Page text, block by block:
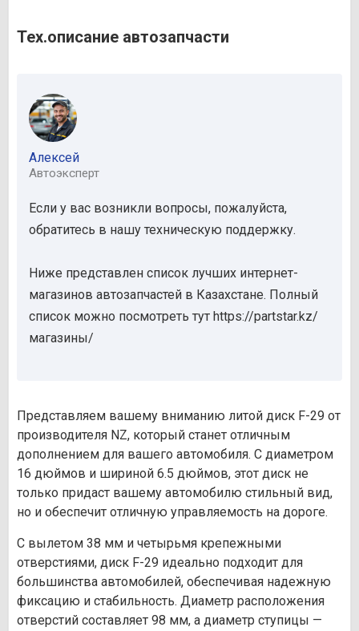
Тех.описание автозапчасти
Алексей
Автоэксперт
Если у вас возникли вопросы, пожалуйста,
обратитесь в нашу техническую поддержку.
Ниже представлен список лучших интернет-
магазинов автозапчастей в Казахстане. Полный
список можно посмотреть тут https://partstar.kz/
магазины/
Представляем вашему вниманию литой диск F-29 от
производителя NZ, который станет отличным
дополнением для вашего автомобиля. С диаметром
16 дюймов и шириной 6.5 дюймов, этот диск не
только придаст вашему автомобилю стильный вид,
но и обеспечит отличную управляемость на дороге.
С вылетом 38 мм и четырьмя крепежными
отверстиями, диск F-29 идеально подходит для
большинства автомобилей, обеспечивая надежную
фиксацию и стабильность. Диаметр расположения
отверстий составляет 98 мм, а диаметр ступицы —